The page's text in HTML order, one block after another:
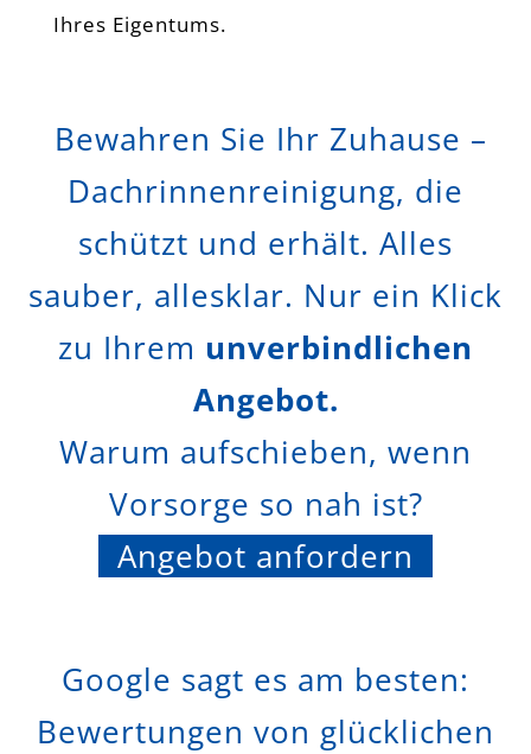
Ihres Eigentums.
Bewahren Sie Ihr Zuhause –
Dachrinnenreinigung, die
schützt und erhält. Alles
sauber, allesklar. Nur ein Klick
zu Ihrem unverbindlichen
Angebot.
Warum aufschieben, wenn
Vorsorge so nah ist?
Angebot anfordern
Google sagt es am besten:
Bewertungen von glücklichen